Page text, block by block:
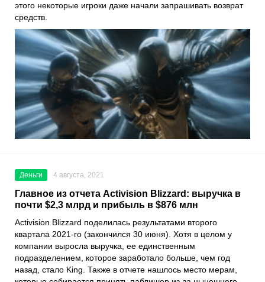
этого некоторые игроки даже начали запрашивать возврат
средств.
Деньги 4 августа, 2021
Главное из отчета Activision Blizzard: выручка в
почти $2,3 млрд и прибыль в $876 млн
Activision Blizzard поделилась результатами второго
квартала 2021-го (закончился 30 июня). Хотя в целом у
компании выросла выручка, ее единственным
подразделением, которое заработало больше, чем год
назад, стало King . Также в отчете нашлось место мерам,